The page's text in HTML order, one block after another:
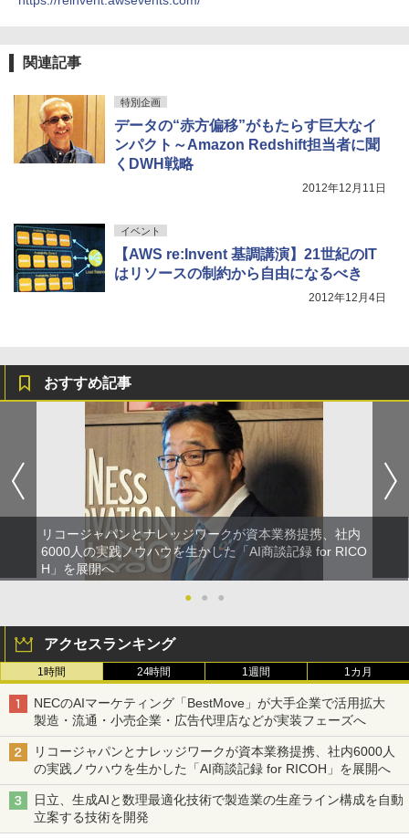
関連記事
特別企画
データの“赤方偏移”がもたらす巨大なイ
ンパクト～Amazon Redshift担当者に聞
くDWH戦略
2012年12月11日
イベント
【AWS re:Invent 基調講演】21世紀のIT
はリソースの制約から自由になるべき
2012年12月4日
おすすめ記事
リコージャパンとナレッジワークが資本業務提携、社内
6000人の実践ノウハウを生かした「AI商談記録 for RICO
H」を展開へ
●
● ●
アクセスランキング
1時間 24時間 1週間 1カ月
NECのAIマーケティング「BestMove」が大手企業で活用拡大
製造・流通・小売企業・広告代理店などが実装フェーズへ
リコージャパンとナレッジワークが資本業務提携、社内6000人
の実践ノウハウを生かした「AI商談記録 for RICOH」を展開へ
日立、生成AIと数理最適化技術で製造業の生産ライン構成を自動
立案する技術を開発